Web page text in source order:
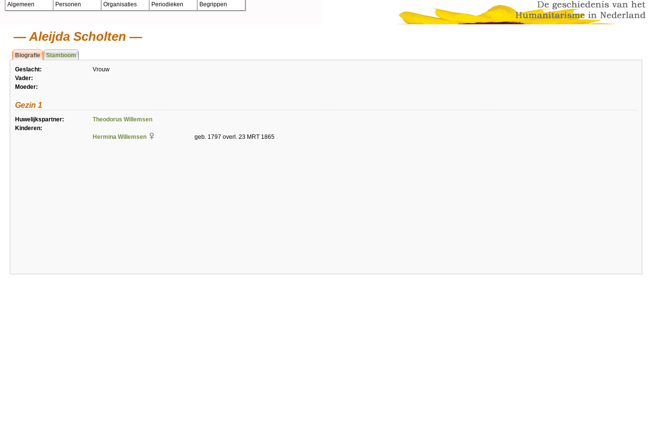
Algemeen Personen Organisaties Periodieken Begrippen
Aleijda Scholten
Biografie Stamboom
Geslacht:
Vrouw
Vader:
Moeder:
Gezin 1
Huwelijkspartner:
Theodorus Willemsen
Kinderen:
Hermina Willemsen
geb. 1797 overl. 23 MRT 1865